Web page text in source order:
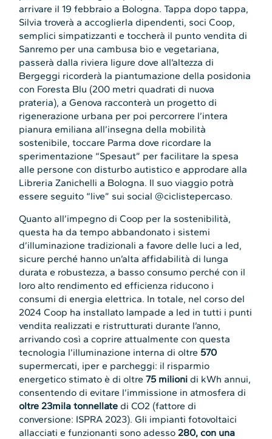
arrivare il 19 febbraio a Bologna. Tappa dopo tappa,
Silvia troverà a accoglierla dipendenti, soci Coop,
semplici simpatizzanti e toccherà il punto vendita di
Sanremo per una cambusa bio e vegetariana,
passerà dalla riviera ligure dove all’altezza di
Bergeggi ricorderà la piantumazione della posidonia
con Foresta Blu (200 metri quadrati di nuova
prateria), a Genova racconterà un progetto di
rigenerazione urbana per poi percorrere l’intera
pianura emiliana all’insegna della mobilità
sostenibile, toccare Parma dove ricordare la
sperimentazione “Spesaut” per facilitare la spesa
alle persone con disturbo autistico e approdare alla
Libreria Zanichelli a Bologna. Il suo viaggio potrà
essere seguito “live” sui social @ciclistepercaso.
Quanto all’impegno di Coop per la sostenibilità,
questa ha da tempo abbandonato i sistemi
d’illuminazione tradizionali a favore delle luci a led,
sicure perché hanno un’alta affidabilità di lunga
durata e robustezza, a basso consumo perché con il
loro alto rendimento ed efficienza riducono i
consumi di energia elettrica. In totale, nel corso del
2024 Coop ha installato lampade a led in tutti i punti
vendita realizzati e ristrutturati durante l’anno,
arrivando così a coprire attualmente con questa
tecnologia l’illuminazione interna di oltre 570
supermercati, iper e parcheggi: il risparmio
energetico stimato è di oltre75 milioni di kWh annui,
consentendo di evitare l’immissione in atmosfera di
oltre 23mila tonnellate di CO2 (fattore di
conversione: ISPRA 2023). Gli impianti fotovoltaici
allacciati e funzionanti sono adesso280, con una